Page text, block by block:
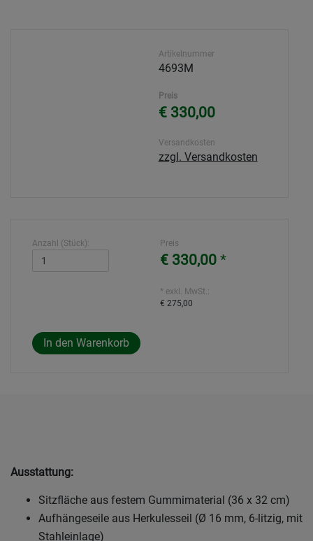
Artikelnummer
4693M
Preis
€ 330,00
Versandkosten
zzgl. Versandkosten
Anzahl (Stück): Preis
€ 330,00 *
* exkl. MwSt.:
€ 275,00
Ausstattung:
Sitzfläche aus festem Gummimaterial (36 x 32 cm)
Aufhängeseile aus Herkulesseil (Ø 16 mm, 6-litzig, mit
Stahleinlage)